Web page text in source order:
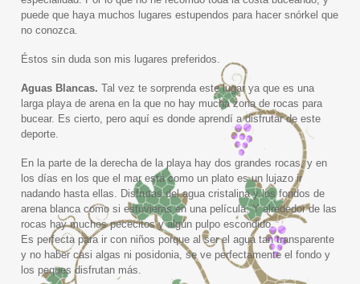
puede que haya muchos lugares estupendos para hacer snórkel que
no conozca.
Éstos sin duda son mis lugares preferidos.
Aguas Blancas. Tal vez te sorprenda este lugar ya que es una
larga playa de arena en la que no hay mucha zona de rocas para
bucear. Es cierto, pero aquí es donde aprendí a disfrutar de este
deporte.
En la parte de la derecha de la playa hay dos grandes rocas, y en
los días en los que el mar está como un plato es un lujazo ir
nadando hasta ellas. Disfrutas del agua cristalina y los fondos de
arena blanca como si estuvieras en una película. Y alrededor de las
rocas hay muchos pececitos y algún pulpo escondido.
Es perfecta para ir con niños porque al ser el agua tan transparente
y no haber casi algas ni posidonia, se ve perfectamente el fondo y
los peques disfrutan más.